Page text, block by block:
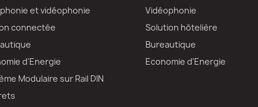
et vidéophonie
connectée
d'Energie
Modulaire sur Rail DIN
Vidéophonie
Solution hôtelière
Bureautique
Economie d'Energie